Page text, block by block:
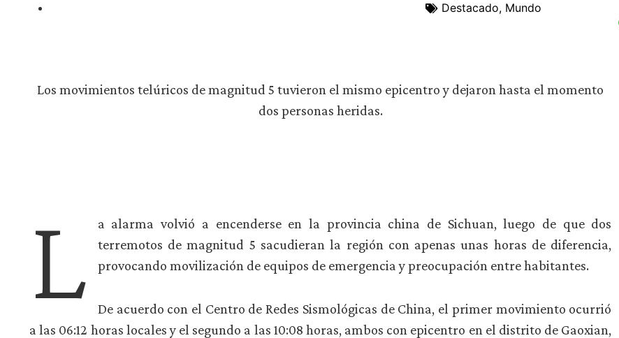
Destacado, Mundo
Los movimientos telúricos de magnitud 5 tuvieron el mismo epicentro y dejaron hasta el momento
dos personas heridas.
L
a alarma volvió a encenderse en la provincia china de Sichuan, luego de que dos
terremotos de magnitud 5 sacudieran la región con apenas unas horas de diferencia,
provocando movilización de equipos de emergencia y preocupación entre habitantes.
De acuerdo con el Centro de Redes Sismológicas de China, el primer movimiento ocurrió
a las 06:12 horas locales y el segundo a las 10:08 horas, ambos con epicentro en el distrito de Gaoxian,